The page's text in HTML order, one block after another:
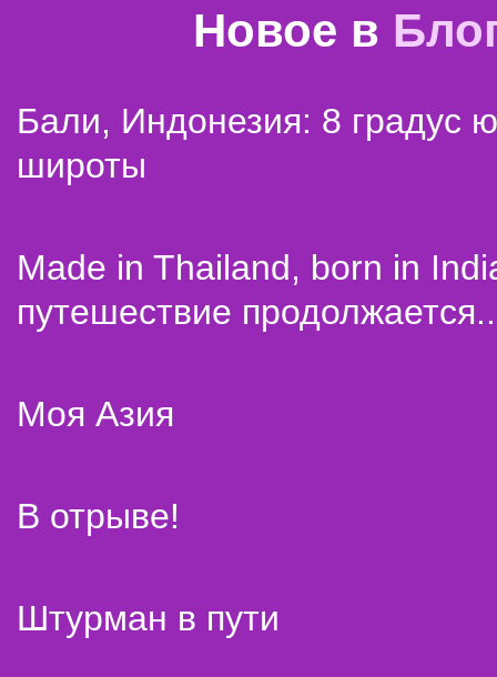
Новое в
Бали, Индонезия: 8 градус
широты
Made in Thailand, born in
путешествие
Моя Азия
В отрыве!
Штурман в пути